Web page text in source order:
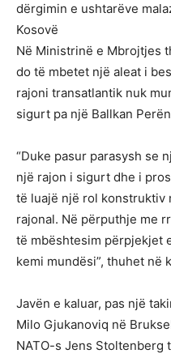
dërgimin e ushtarëve
Kosovë
Në Ministrinë e Mbrojtjes
do të mbetet një aleat i
rajoni transatlantik nuk
sigurt pa një Ballkan
“Duke pasur parasysh se
një rajon i sigurt dhe i
të luajë një rol
rajonal. Në përputhje me
të mbështesim përpjekjet
kemi mundësi”, thuhet në
Javën e kaluar, pas një
Milo Gjukanoviq në
NATO-s Jens Stoltenberg